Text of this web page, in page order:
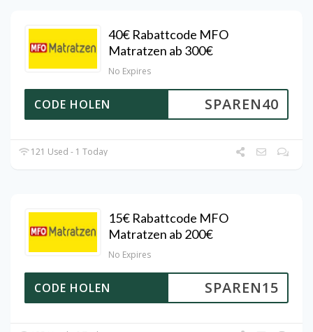
40€ Rabattcode MFO
Matratzen ab 300€
No Expires
SPAREN40
CODE HOLEN
121 Used - 1 Today
15€ Rabattcode MFO
Matratzen ab 200€
No Expires
SPAREN15
CODE HOLEN